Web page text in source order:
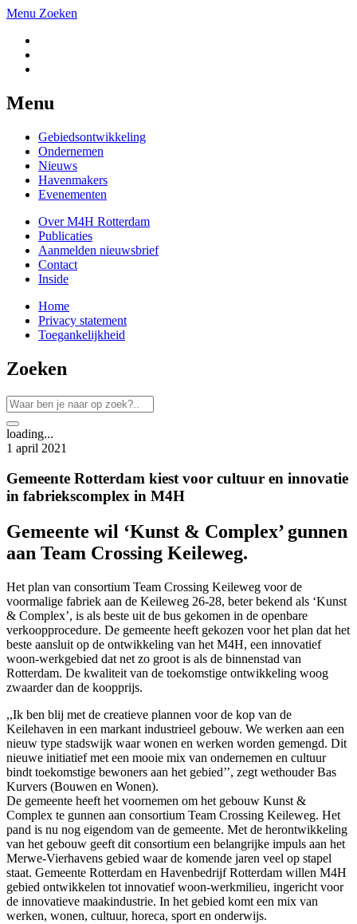
Menu Zoeken
Menu
Gebiedsontwikkeling
Ondernemen
Nieuws
Havenmakers
Evenementen
Over M4H Rotterdam
Publicaties
Aanmelden nieuwsbrief
Contact
Inside
Home
Privacy statement
Toegankelijkheid
Zoeken
loading...
1 april 2021
Gemeente Rotterdam kiest voor cultuur en innovatie
in fabriekscomplex in M4H
Gemeente wil ‘Kunst & Complex’ gunnen
aan Team Crossing Keileweg.
Het plan van consortium Team Crossing Keileweg voor de
voormalige fabriek aan de Keileweg 26-28, beter bekend als ‘Kunst
& Complex’, is als beste uit de bus gekomen in de openbare
verkoopprocedure. De gemeente heeft gekozen voor het plan dat het
beste aansluit op de ontwikkeling van het M4H, een innovatief
woon-werkgebied dat net zo groot is als de binnenstad van
Rotterdam. De kwaliteit van de toekomstige ontwikkeling woog
zwaarder dan de koopprijs.
,,Ik ben blij met de creatieve plannen voor de kop van de
Keilehaven in een markant industrieel gebouw. We werken aan een
nieuw type stadswijk waar wonen en werken worden gemengd. Dit
nieuwe initiatief met een mooie mix van ondernemen en cultuur
bindt toekomstige bewoners aan het gebied’’, zegt wethouder Bas
Kurvers (Bouwen en Wonen).
De gemeente heeft het voornemen om het gebouw Kunst &
Complex te gunnen aan consortium Team Crossing Keileweg. Het
pand is nu nog eigendom van de gemeente. Met de herontwikkeling
van het gebouw geeft dit consortium een belangrijke impuls aan het
Merwe-Vierhavens gebied waar de komende jaren veel op stapel
staat. Gemeente Rotterdam en Havenbedrijf Rotterdam willen M4H
gebied ontwikkelen tot innovatief woon-werkmilieu, ingericht voor
de innovatieve maakindustrie. In het gebied komt een mix van
werken, wonen, cultuur, horeca, sport en onderwijs.